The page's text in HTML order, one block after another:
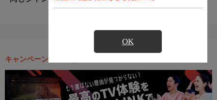
OK
キャンペーン・お得な情報